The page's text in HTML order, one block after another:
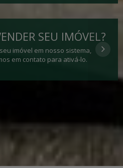
SEU IMÓVEL?
imóvel em nosso sistema,
em contato para ativá-lo.